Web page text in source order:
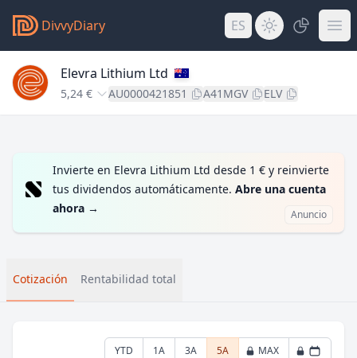
DivvyDiary ES
Elevra Lithium Ltd
5,24 € AU0000421851 A41MGV ELV
Invierte en Elevra Lithium Ltd desde 1 € y reinvierte
tus dividendos automáticamente. Abre una cuenta
ahora → Anuncio
Cotización Rentabilidad total
YTD 1A 3A 5A MAX